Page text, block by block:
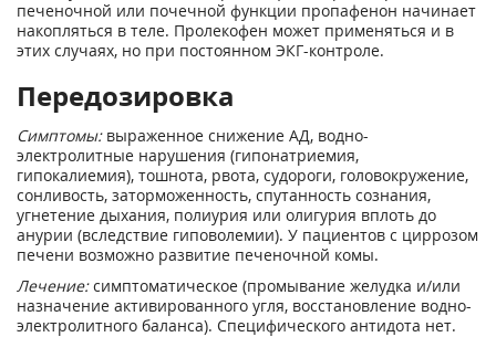
печеночной или почечной функции пропафенон начинает
накопляться в теле. Пролекофен может применяться и в
этих случаях, но при постоянном ЭКГ-контроле.
Передозировка
Симптомы:выраженное снижение АД, водно-
электролитные нарушения (гипонатриемия,
гипокалиемия), тошнота, рвота, судороги, головокружение,
сонливость, заторможенность, спутанность сознания,
угнетение дыхания, полиурия или олигурия вплоть до
анурии (вследствие гиповолемии). У пациентов с циррозом
печени возможно развитие печеночной комы.
Лечение:симптоматическое (промывание желудка и/или
назначение активированного угля, восстановление водно-
электролитного баланса). Специфического антидота нет.